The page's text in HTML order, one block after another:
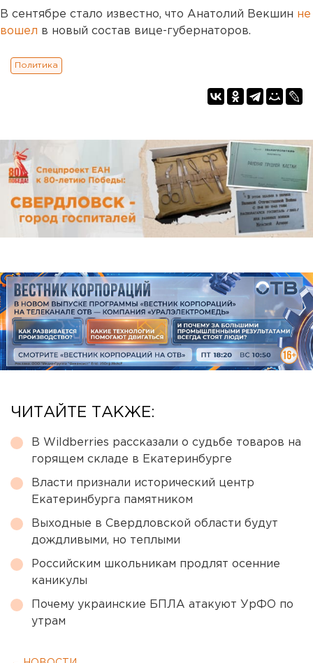
В сентябре стало известно, что Анатолий Векшин не
вошел в новый состав вице-губернаторов.
Политика
ЧИТАЙТЕ ТАКЖЕ:
В Wildberries рассказали о судьбе товаров на
горящем складе в Екатеринбурге
Власти признали исторический центр
Екатеринбурга памятником
Выходные в Свердловской области будут
дождливыми, но теплыми
Российским школьникам продлят осенние
каникулы
Почему украинские БПЛА атакуют УрФО по
утрам